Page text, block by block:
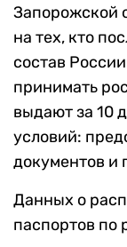
Запорожской
на тех, кто
состав
принимать
выдают за 10
условий:
документов и
Данных о
паспортов по